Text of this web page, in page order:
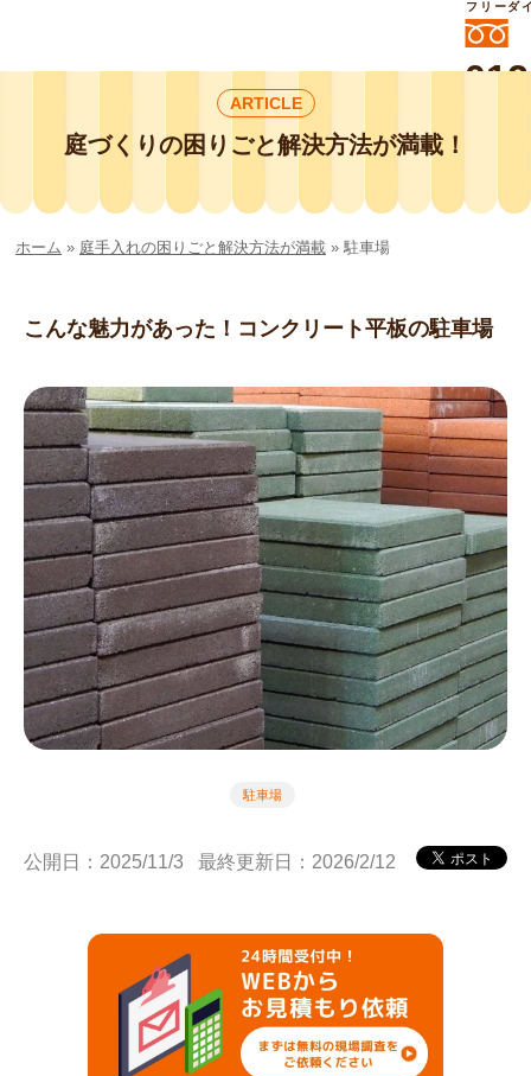
外構工事や庭リフォームは庭づくり業界
No.1チェーン店の
任せください！
フリーダ
ARTICLE
庭づくりの困りごと解決方法が満載！
ホーム » 庭手入れの困りごと解決方法が満載 » 駐車場
こんな魅力があった！コンクリート平板の駐車場
駐車場
公開日：2025/11/3 最終更新日：2026/2/12